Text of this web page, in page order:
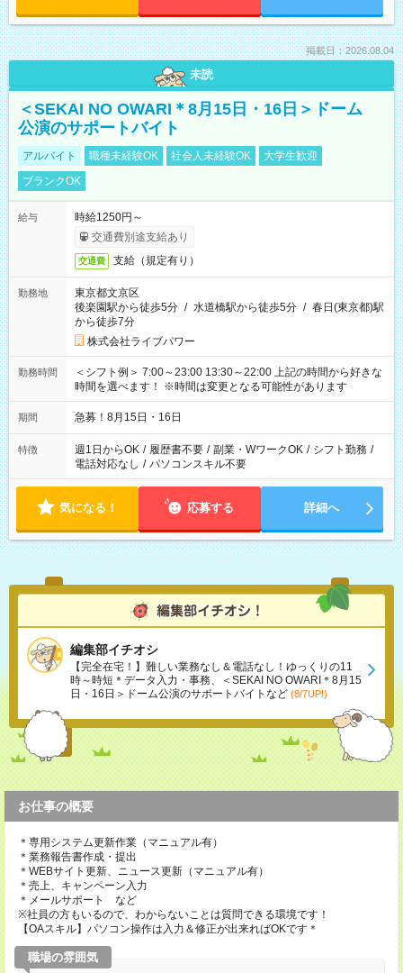
掲載日：2026.08.04
未読
＜SEKAI NO OWARI＊8月15日・16日＞ドーム
公演のサポートバイト
アルバイト 職種未経験OK 社会人未経験OK
大学生歓迎
ブランクOK
給与
時給1250円～
交通費別途支給あり
交通費 支給（規定有り）
勤務地
東京都文京区
後楽園駅から徒歩5分 / 水道橋駅から徒歩5分 / 春日(東京都)駅
から徒歩7分
株式会社ライブパワー
勤務時間
＜シフト例＞ 7:00～23:00 13:30～22:00 上記の時間から好きな
時間を選べます！ ※時間は変更となる可能性があります
期間 急募！8月15日・16日
特徴 週1日からOK / 履歴書不要 / 副業・WワークOK / シフト勤務 /
電話対応なし / パソコンスキル不要
気になる！ 応募する 詳細へ
編集部イチオシ
【完全在宅！】難しい業務なし＆電話なし！ゆっくりの11
時～時短＊データ入力・事務、＜SEKAI NO OWARI＊8月15
日・16日＞ドーム公演のサポートバイトなど (8/7UP!)
お仕事の概要
＊専用システム更新作業（マニュアル有）
＊業務報告書作成・提出
＊WEBサイト更新、ニュース更新（マニュアル有）
＊売上、キャンペーン入力
＊メールサポート など
※社員の方もいるので、わからないことは質問できる環境です！
【OAスキル】パソコン操作は入力＆修正が出来ればOKです＊
職場の雰囲気